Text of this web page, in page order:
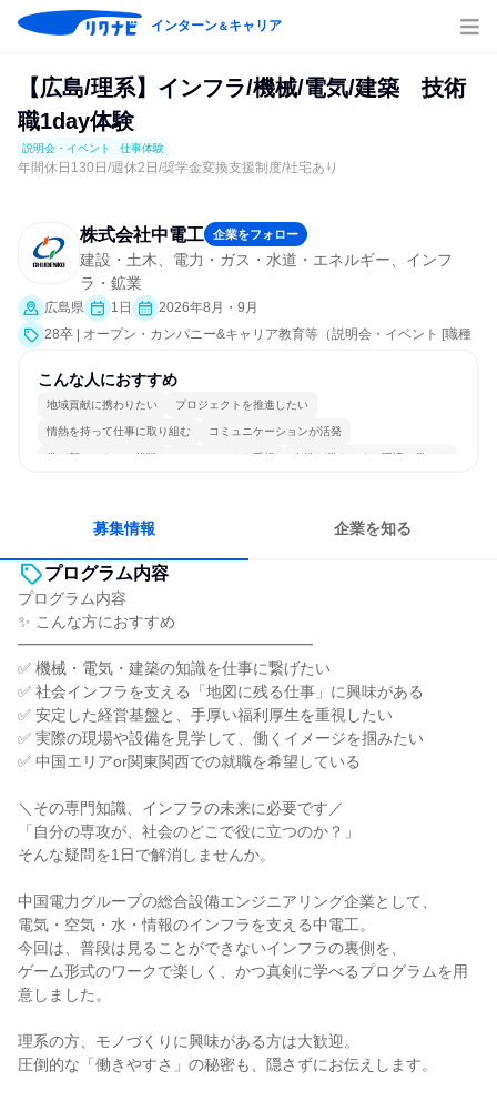
インターン＆キャリア
【広島/理系】インフラ/機械/電気/建築 技術
職1day体験
説明会・イベント 仕事体験
年間休日130日/週休2日/奨学金変換支援制度/社宅あり
株式会社中電工 企業をフォロー
建設・土木、電力・ガス・水道・エネルギー、インフ
ラ・鉱業
広島県 1日
2026年8月・9月
28卒 | オープン・カンパニー&キャリア教育等（説明会・イベント [職種
界研究]、仕事体験）
こんな人におすすめ
地域貢献に携わりたい プロジェクトを推進したい
情熱を持って仕事に取り組む コミュニケーションが活発
常に新しいものに挑戦 チームワークを重視 女性が働きやすい環境で働ける
募集情報 企業を知る
プログラム内容
プログラム内容
✨ こんな方におすすめ
━━━━━━━━━━━━━━━━━━━
✅ 機械・電気・建築の知識を仕事に繋げたい
✅ 社会インフラを支える「地図に残る仕事」に興味がある
✅ 安定した経営基盤と、手厚い福利厚生を重視したい
✅ 実際の現場や設備を見学して、働くイメージを掴みたい
✅ 中国エリアor関東関西での就職を希望している
＼その専門知識、インフラの未来に必要です／
「自分の専攻が、社会のどこで役に立つのか？」
そんな疑問を1日で解消しませんか。
中国電力グループの総合設備エンジニアリング企業として、
電気・空気・水・情報のインフラを支える中電工。
今回は、普段は見ることができないインフラの裏側を、
ゲーム形式のワークで楽しく、かつ真剣に学べるプログラムを用
意しました。
理系の方、モノづくりに興味がある方は大歓迎。
圧倒的な「働きやすさ」の秘密も、隠さずにお伝えします。